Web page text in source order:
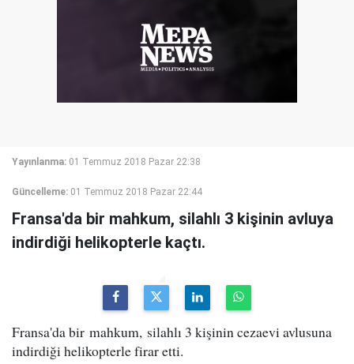
Yayınlanma: 01 Temmuz 2018 Pazar 22:38
Güncelleme: 01 Temmuz 2018 Pazar 22:44
Fransa'da bir mahkum, silahlı 3 kişinin avluya
indirdiği helikopterle kaçtı.
Fransa'da bir mahkum, silahlı 3 kişinin cezaevi avlusuna
indirdiği helikopterle firar etti.